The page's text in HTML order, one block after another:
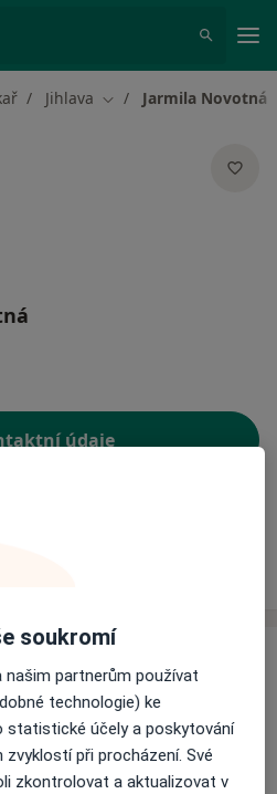
Jihlava Změna města
Jarmila Novotná
údaje
termín
cenách nejsou k dispozici
žádné informace o
službách.
soukromí
našim partnerům používat
technologie) ke
statistické účely a poskytování
zvyklostí při procházení. Své
zkontrolovat a aktualizovat v